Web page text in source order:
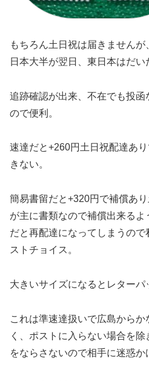
もちろん土日祝は届きません
日本大半が翌日、東日本はだい
追跡確認が出来、不在でも投函
ので便利。
速達だと+260円土日祝配達あ
きない。
簡易書留だと+320円で補償あ
が主に書類なので補償出来る
だと再配達になってしまうの
ストチョイス。
大きいサイズになるとレターパ
これは準速達扱いで広島から
く、ポストに入らない場合を
をならさないので相手に迷惑か